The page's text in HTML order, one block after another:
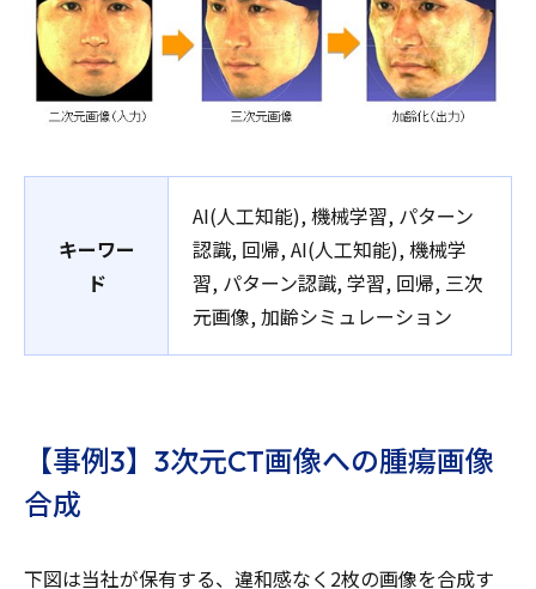
キーワー
ド
AI(人工知能), 機械学習, パターン
認識, 回帰, AI(人工知能), 機械学
習, パターン認識, 学習, 回帰, 三次
元画像, 加齢シミュレーション
【事例3】3次元CT画像への腫瘍画像
合成
下図は当社が保有する、違和感なく2枚の画像を合成す